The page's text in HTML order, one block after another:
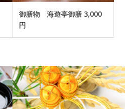
御膳物 海遊亭御膳 3,000
円